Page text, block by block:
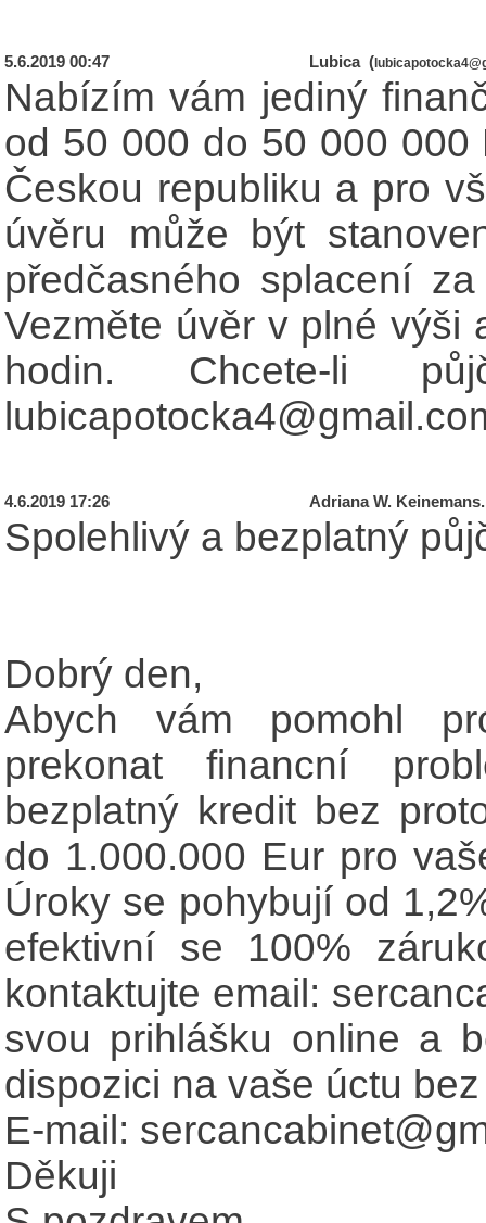
5.6.2019 00:47 Lubica (
Nabízím vám jediný
od 50 000 do 50 000 000
Českou republiku a pro
úvěru může být
předčasného splacení
Vezměte úvěr v plné výši
hodin. Chcete-li
4.6.2019 17:26 Adriana W.
Spolehlivý a bezplatný
Dobrý den,
Abych vám pomohl
prekonat financní
bezplatný kredit bez
do 1.000.000 Eur pro
Úroky se pohybují od
efektivní se 100%
kontaktujte email:
svou prihlášku online a
dispozici na vaše úctu
E-mail:
Děkuji